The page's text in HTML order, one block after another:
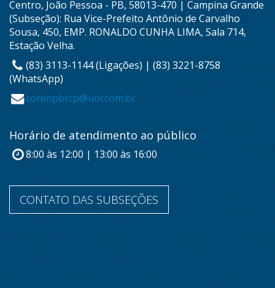
Centro, João Pessoa - PB, 58013-470 | Campina Grande
(Subseção): Rua Vice-Prefeito Antônio de Carvalho
Sousa, 450, EMP. RONALDO CUNHA LIMA, Sala 714,
Estação Velha.
(83) 3113-1144 (Ligações) | (83) 3221-8758
(WhatsApp)
corenpbrcp@uol.com.br
Horário de atendimento ao público
8:00 às 12:00 | 13:00 às 16:00
CONTATO DAS SUBSEÇÕES